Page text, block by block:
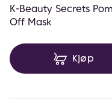
K-Beauty Secrets
Off Mask
Kjøp